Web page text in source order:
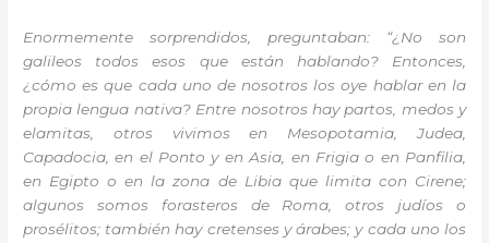
Enormemente sorprendidos, preguntaban: “¿No son
galileos todos esos que están hablando? Entonces,
¿cómo es que cada uno de nosotros los oye hablar en la
propia lengua nativa? Entre nosotros hay partos, medos y
elamitas, otros vivimos en Mesopotamia, Judea,
Capadocia, en el Ponto y en Asia, en Frigia o en Panfilia,
en Egipto o en la zona de Libia que limita con Cirene;
algunos somos forasteros de Roma, otros judíos o
prosélitos; también hay cretenses y árabes; y cada uno los